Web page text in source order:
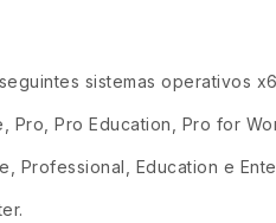
sistemas operativos
Pro, Pro Education, Pro for
Professional, Education e